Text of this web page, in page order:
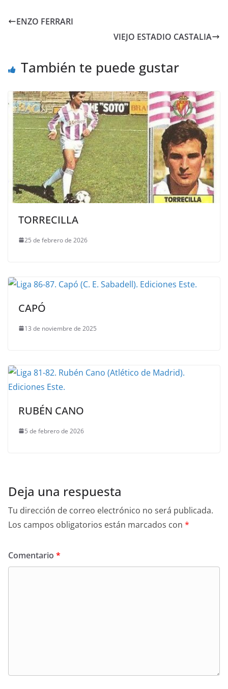
ENZO FERRARI
VIEJO ESTADIO CASTALIA
También te puede gustar
TORRECILLA
25 de febrero de 2026
CAPÓ
13 de noviembre de 2025
RUBÉN CANO
5 de febrero de 2026
Deja una respuesta
Tu dirección de correo electrónico no será publicada.
Los campos obligatorios están marcados con *
Comentario *